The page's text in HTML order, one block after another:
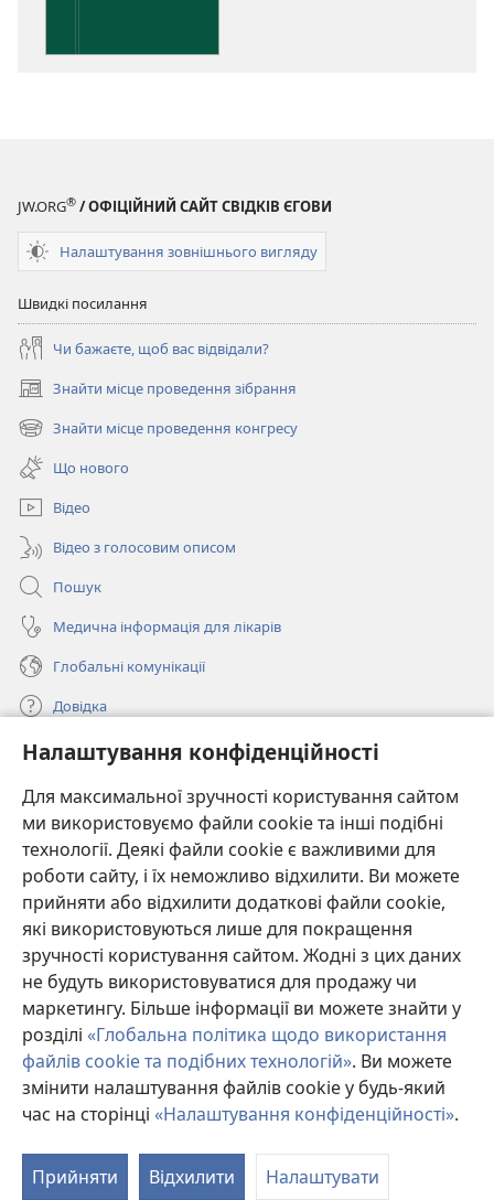
Налаштування конфіденційності
Для максимальної зручності користування сайтом
ми використовуємо файли cookie та інші подібні
технології. Деякі файли cookie є важливими для
роботи сайту, і їх неможливо відхилити. Ви можете
прийняти або відхилити додаткові файли cookie,
які використовуються лише для покращення
зручності користування сайтом. Жодні з цих даних
не будуть використовуватися для продажу чи
маркетингу. Більше інформації ви можете знайти у
розділі «Глобальна політика щодо використання
файлів cookie та подібних технологій». Ви можете
змінити налаштування файлів cookie у будь-який
час на сторінці «Налаштування конфіденційності».
Прийняти Відхилити Налаштувати
JW.ORG® / ОФІЦІЙНИЙ САЙТ СВІДКІВ ЄГОВИ
Налаштування зовнішнього вигляду
Швидкі посилання
Чи бажаєте, щоб вас відвідали?
Знайти місце проведення зібрання
(відкривається
у
новому
вікні)
Знайти місце проведення конгресу
(відкривається
новому
вікні)
Що нового
Відео
Відео з голосовим описом
Пошук
Медична інформація для лікарів
Глобальні комунікації
Довідка
Пожертви
(відкривається
у
новому
вікні)
ОНЛАЙН-БІБЛІОТЕКА Товариства «Вартова башта»™
(відкривається
у
новому
вікні)
JW Hub ®
(відкривається
у
новомуJW Library
Watchtower Library
Copyright© 2026 Watch Tower Bible and Tract Society of Pennsylvania.
УМОВИ ВИКОРИСТАННЯ
ПОЛІТИКА КОНФІДЕНЦІЙНОСТІ
НАЛАШТУВАННЯ КОНФІДЕНЦІЙНОСТІ